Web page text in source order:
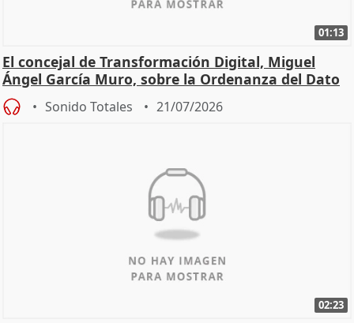
01:13
El concejal de Transformación Digital, Miguel
Ángel García Muro, sobre la Ordenanza del Dato
Sonido Totales 21/07/2026
02:23